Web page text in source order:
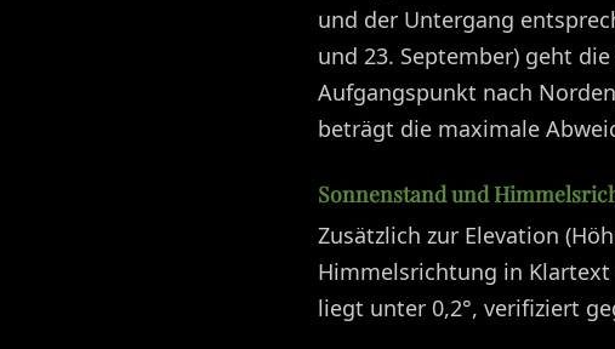
und der Untergang
und 23. September) geht
Aufgangspunkt nach
beträgt die maximale
Sonnenstand und
Zusätzlich zur Elevation
Himmelsrichtung in Klartext
liegt unter 0,2°, verifiziert